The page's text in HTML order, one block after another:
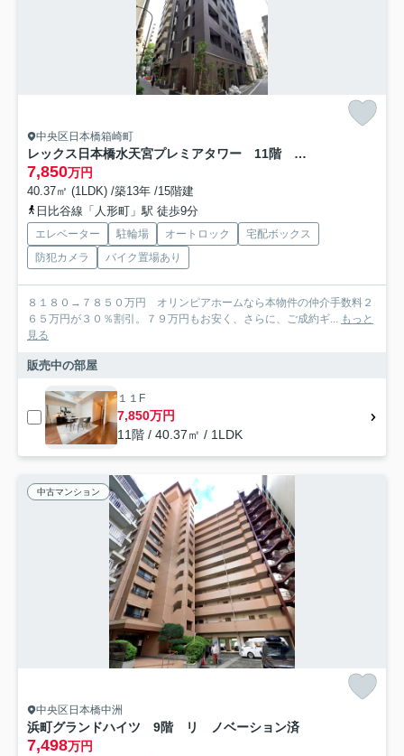
中央区日本橋箱崎町
レックス日本橋水天宮プレミアタワー 11階 空室
7,850万円
40.37㎡ (1LDK) /築13年 /15階建
日比谷線「人形町」駅 徒歩9分
エレベーター 駐輪場 オートロック
宅配ボックス
防犯カメラ
バイク置場あり
８１８０→７８５０万円 オリンピアホームなら本物件の仲介手数料２
６５万円が３０％割引。７９万円もお安く、さらに、ご成約ギ... もっと
見る
販売中の部屋
１１F
7,850万円
11階 / 40.37㎡ / 1LDK
中古マンション
中央区日本橋中洲
浜町グランドハイツ 9階 リ ノベーション済
7,498万円